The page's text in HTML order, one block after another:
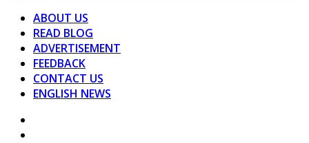
ABOUT US
READ BLOG
ADVERTISEMENT
FEEDBACK
CONTACT US
ENGLISH NEWS